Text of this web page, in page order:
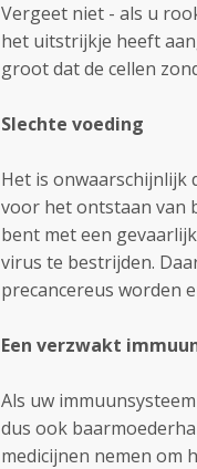
Vergeet niet - als u
het uitstrijkje heeft
groot dat de cellen
Slechte voeding
Het is onwaarschijnlijk
voor het ontstaan van
bent met een
virus te bestrijden.
precancereus worden
Een verzwakt
Als uw
dus ook
medicijnen nemen om